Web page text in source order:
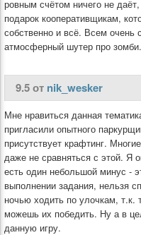
ровным счётом ничего не
подарок кооперативщикам,
собственно и всё. Всем
атмосферный шутер про зомби.
9.5 от nik_wesker
Мне нравиться данная
пригласили опытного
присутствует крафтинг.
даже не сравняться с этой. Я
есть один небольшой минус -
выполнении задания, нельзя
ночью ходить по улочкам,
можешь их победить. Ну а в
данную игру.